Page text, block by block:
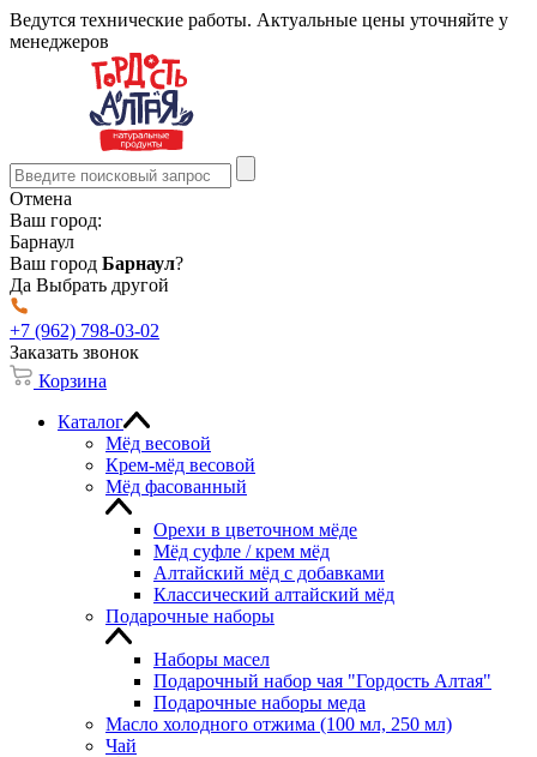
Ведутся технические работы. Актуальные цены уточняйте у
менеджеров
Отмена
Ваш город:
Барнаул
Ваш город Барнаул?
Да Выбрать другой
+7 (962) 798-03-02
Заказать звонок
Корзина
Каталог
Мёд весовой
Крем-мёд весовой
Мёд фасованный
Орехи в цветочном мёде
Мёд суфле / крем мёд
Алтайский мёд с добавками
Классический алтайский мёд
Подарочные наборы
Наборы масел
Подарочный набор чая "Гордость Алтая"
Подарочные наборы меда
Масло холодного отжима (100 мл, 250 мл)
Чай